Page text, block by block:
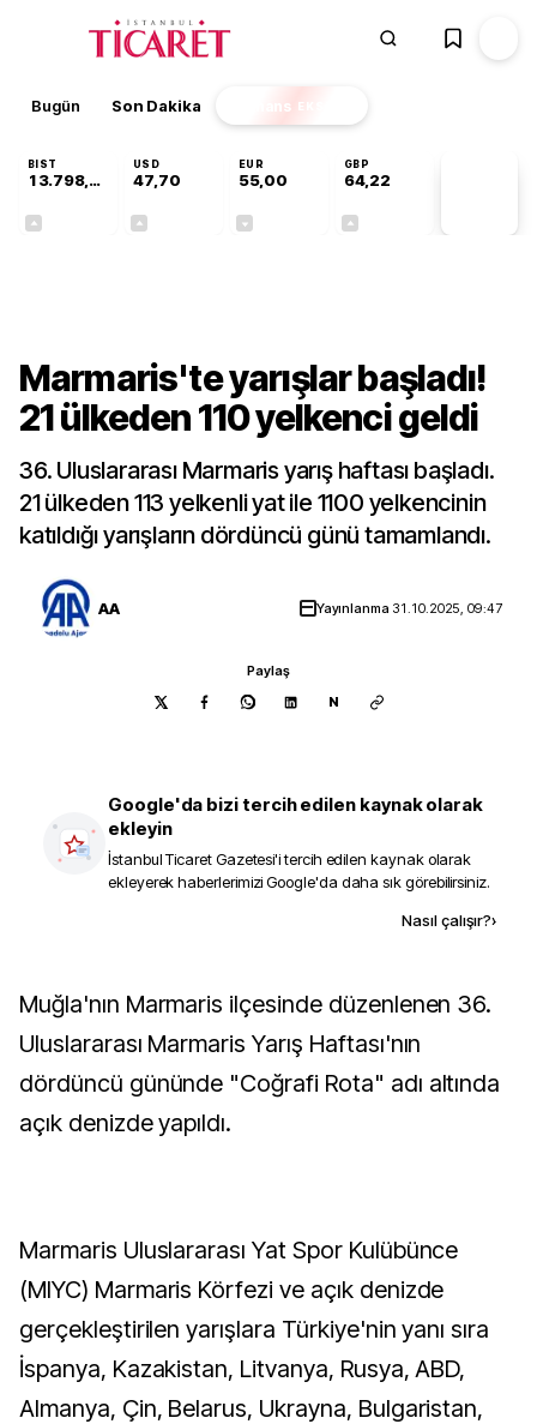
Bugün Son Dakika Finans EKSTRA
BIST
13.798,82
USD
47,70
EUR
55,00
GBP
64,22
Marmaris'te yarışlar başladı!
21 ülkeden 110 yelkenci geldi
36. Uluslararası Marmaris yarış haftası başladı.
21 ülkeden 113 yelkenli yat ile 1100 yelkencinin
katıldığı yarışların dördüncü günü tamamlandı.
AA Yayınlanma 31.10.2025, 09:47
Paylaş
N
Google'da bizi tercih edilen kaynak olarak
ekleyin
İstanbul Ticaret Gazetesi'i tercih edilen kaynak olarak
ekleyerek haberlerimizi Google'da daha sık görebilirsiniz.
Nasıl çalışır?›
Muğla'nın Marmaris ilçesinde düzenlenen 36.
Uluslararası Marmaris Yarış Haftası'nın
dördüncü gününde "Coğrafi Rota" adı altında
açık denizde yapıldı.
Marmaris Uluslararası Yat Spor Kulübünce
(MIYC) Marmaris Körfezi ve açık denizde
gerçekleştirilen yarışlara Türkiye'nin yanı sıra
İspanya, Kazakistan, Litvanya, Rusya, ABD,
Almanya, Çin, Belarus, Ukrayna, Bulgaristan,